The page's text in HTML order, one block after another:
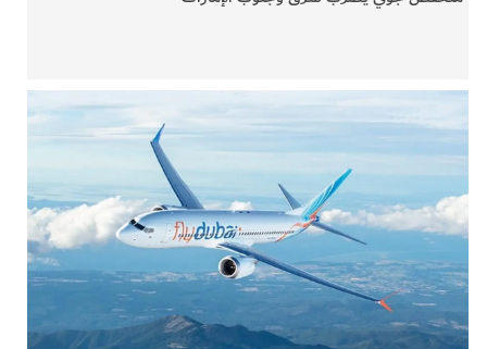
كوكب دبي
فيديو
كل الأقسام
أبناء الديرة
الفرجان